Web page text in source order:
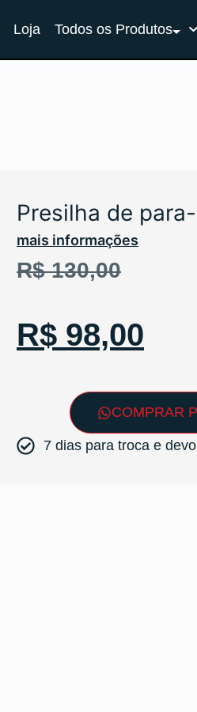
Loja Todos os Produtos
Presilha de
mais informações
R$130,00
R$ 98,00
COMPRAR
7 dias para troca e